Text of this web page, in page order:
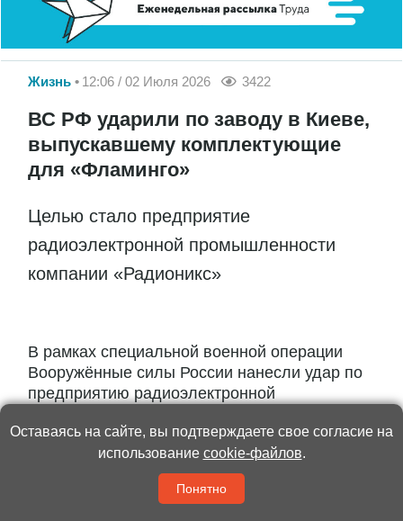
Жизнь 12:06 / 02 Июля 2026 3422
ВС РФ ударили по заводу в Киеве,
выпускавшему комплектующие
для «Фламинго»
Целью стало предприятие
радиоэлектронной промышленности
компании «Радионикс»
В рамках специальной военной операции
Вооружённые силы России нанесли удар по
предприятию радиоэлектронной
Киеве, которое выпускало системы
управления ракет большой дальности
наземного базирования...
Оставаясь на сайте, вы подтверждаете свое согласие на
использование cookie-файлов.
Понятно